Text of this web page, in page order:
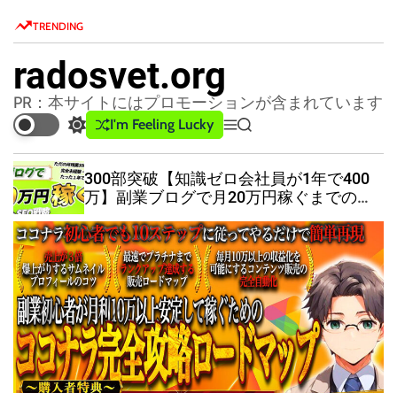
TRENDING
radosvet.org
PR：本サイトにはプロモーションが含まれています
S
w
i
t
c
h
c
o
l
o
r
m
o
d
e
I'm Feeling Lucky
M
e
u
S
e
a
r
c
h
300部突破【知識ゼロ会社員が1年で400
万】副業ブログで月20万円稼ぐまでの全